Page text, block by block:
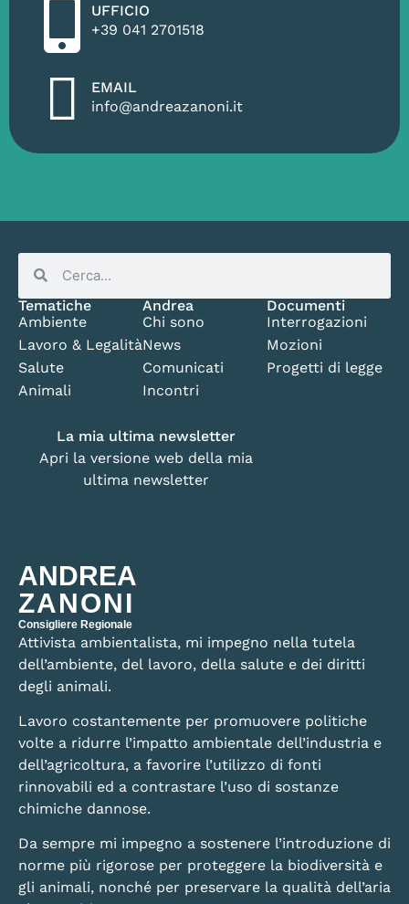
UFFICIO
+39 041 2701518
EMAIL
info@andreazanoni.it
ANDREA
ZANONI
Consigliere Regionale
Attivista ambientalista, mi impegno nella tutela
dell’ambiente, del lavoro, della salute e dei diritti
degli animali.
Lavoro costantemente per promuovere politiche
volte a ridurre l’impatto ambientale dell’industria e
dell’agricoltura, a favorire l’utilizzo di fonti
rinnovabili ed a contrastare l’uso di sostanze
chimiche dannose.
Da sempre mi impegno a sostenere l’introduzione di
norme più rigorose per proteggere la biodiversità e
gli animali, nonché per preservare la qualità dell’aria
Tematiche
Ambiente
Lavoro & Legalità
Salute
Animali
Andrea
Chi sono
News
Comunicati
Incontri
Documenti
Interrogazioni
Mozioni
Progetti di legge
La mia ultima newsletter
Apri la versione web della mia
ultima newsletter